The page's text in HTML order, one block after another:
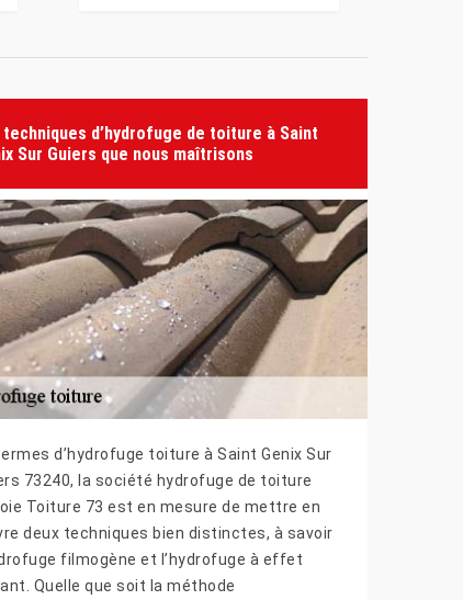
techniques d’hydrofuge de toiture à Saint
Sur Guiers que nous maîtrisons
d’hydrofuge toiture à Saint Genix Sur
73240, la société hydrofuge de toiture
Toiture 73 est en mesure de mettre en
deux techniques bien distinctes, à savoir
filmogène et l’hydrofuge à effet
Quelle que soit la méthode